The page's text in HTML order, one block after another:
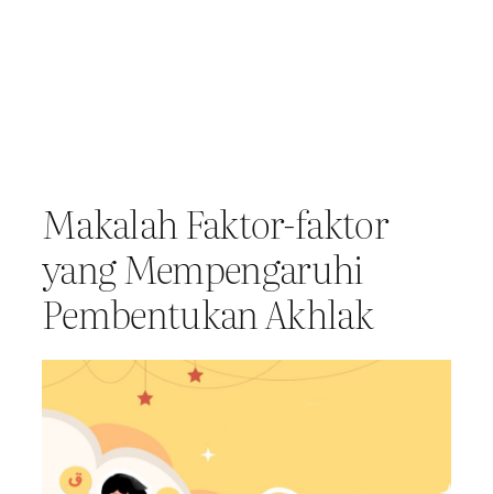
Makalah Faktor-faktor
yang Mempengaruhi
Pembentukan Akhlak